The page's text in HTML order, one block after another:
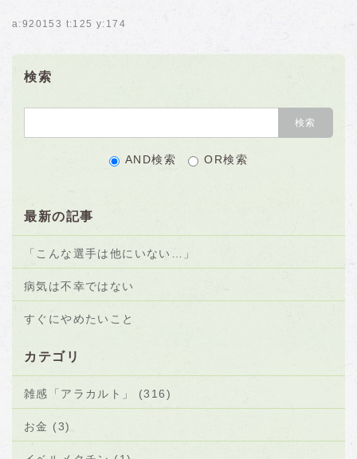
a:920153 t:125 y:174
検索
AND検索 OR検索
最新の記事
「こんな選手は他にいない…」
病気は不幸ではない
すぐにやめたいこと
カテゴリ
雑感「アラカルト」 (316)
お金 (3)